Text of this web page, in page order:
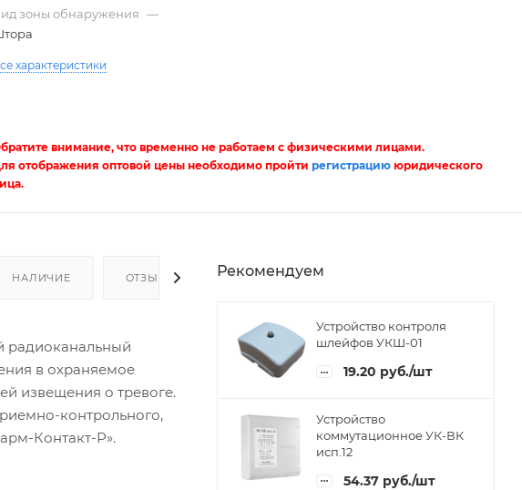
зоны обнаружения —
характеристики
внимание, что временно не работаем с физическими лицами.
отображения оптовой цены необходимо пройтирегистрацию юридического
НАЛИЧИЕ ОТЗЫВЫ
радиоканальный
в охраняемое
извещения о тревоге.
контрольного,
Контакт-Р».
Рекомендуем
Устройство контроля
шлейфов УКШ-01
19.20 руб./шт
Устройство
коммутационное УК-ВК
исп.12
54.37 руб./шт